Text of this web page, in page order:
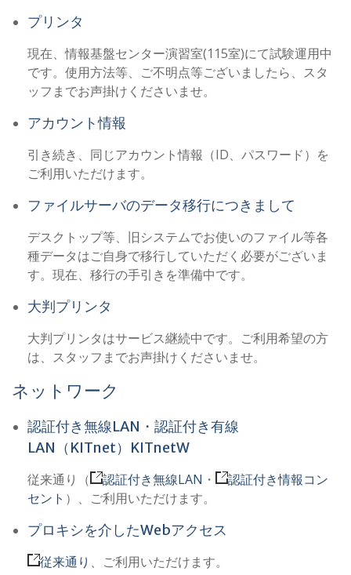
プリンタ
現在、情報基盤センター演習室(115室)にて試験運用中
です。使用方法等、ご不明点等ございましたら、スタ
ッフまでお声掛けくださいませ。
アカウント情報
引き続き、同じアカウント情報（ID、パスワード）を
ご利用いただけます。
ファイルサーバのデータ移行につきまして
デスクトップ等、旧システムでお使いのファイル等各
種データはご自身で移行していただく必要がございま
す。現在、移行の手引きを準備中です。
大判プリンタ
大判プリンタはサービス継続中です。ご利用希望の方
は、スタッフまでお声掛けくださいませ。
ネットワーク
認証付き無線LAN・認証付き有線
LAN（KITnet）KITnetW
従来通り（ 認証付き無線LAN ・
認証付き情報コン
セント ）、ご利用いただけます。
プロキシを介したWebアクセス
従来通り 、ご利用いただけます。